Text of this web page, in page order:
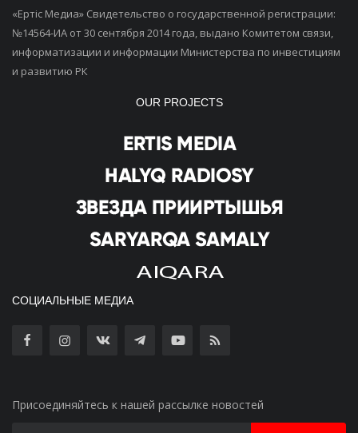
«Ертiс Медиа» Свидетельство о государственной регистрации:
№14564-ИА от 30 сентября 2014 года, выдано Комитетом связи,
информатизации и информации Министерства по инвестициям
и развитию РК
OUR PROJECTS
СОЦИАЛЬНЫЕ МЕДИА
Присоединяйтесь к нашей рассылке новостей